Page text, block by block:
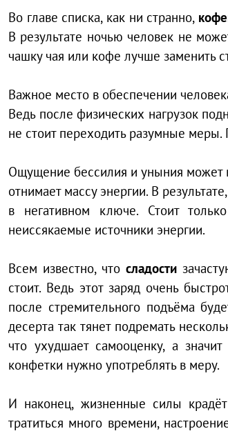
Во главе списка, как ни странно,
В результате ночью человек не
чашку чая или кофе лучше заменить
Важное место в обеспечении
Ведь после физических нагрузок
не стоит переходить разумные
Ощущение бессилия и уныния может
отнимает массу энергии. В
в негативном ключе. Стоит
неиссякаемые источники энергии.
Всем известно, что сладости
стоит. Ведь этот заряд очень
после стремительного подъёма
десерта так тянет подремать
что ухудшает самооценку, а
конфетки нужно употреблять в меру.
И наконец, жизненные силы
тратиться много времени,